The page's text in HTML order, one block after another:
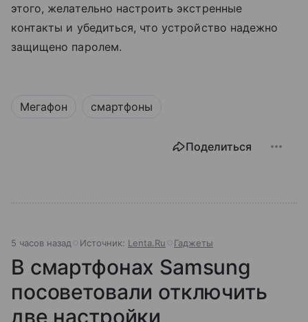
этого, желательно настроить экстренные
контакты и убедиться, что устройство надежно
защищено паролем.
Мегафон смартфоны
Поделиться
5 часов назад Источник: Lenta.Ru Гаджеты
В смартфонах Samsung
посоветовали отключить
две настройки